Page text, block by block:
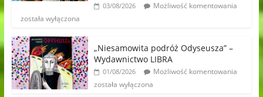
03/08/2026
Możliwość komentowania
została wyłączona
„Niesamowita podróż Odyseusza” –
Wydawnictwo LIBRA
01/08/2026
Możliwość komentowania
została wyłączona